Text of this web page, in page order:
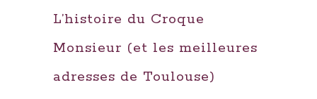
L’histoire du Croque
Monsieur (et les meilleures
adresses de Toulouse)